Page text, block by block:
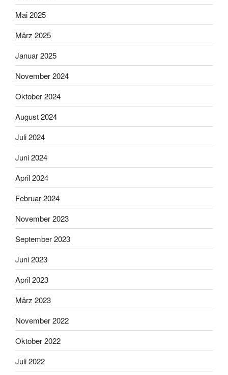
Mai 2025
März 2025
Januar 2025
November 2024
Oktober 2024
August 2024
Juli 2024
Juni 2024
April 2024
Februar 2024
November 2023
September 2023
Juni 2023
April 2023
März 2023
November 2022
Oktober 2022
Juli 2022